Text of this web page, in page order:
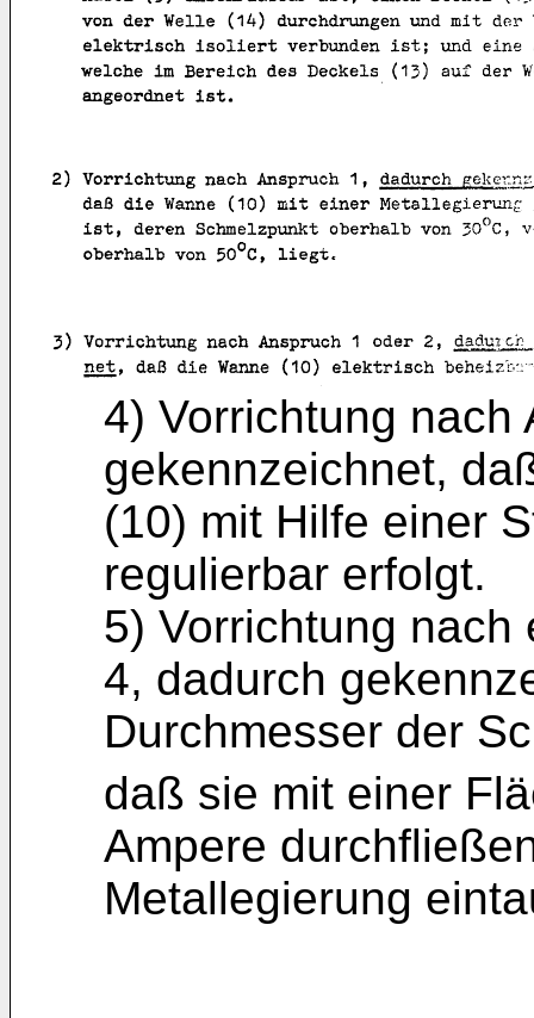
4) Vorrichtung nach
gekennzeichnet,
(10) mit Hilfe einer
regulierbar erfolgt.
5) Vorrichtung nach
4, dadurch
Durchmesser der
daß sie mit einer
Ampere
Metallegierung